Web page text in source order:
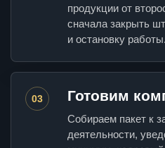
продукции от
сначала закрыть
и остановку работы.
03 Готовим
Собираем пакет к
деятельности,